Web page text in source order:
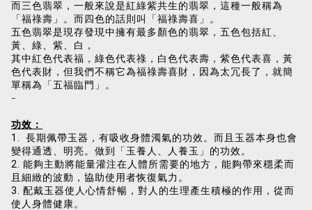
而三色翡翠，一般來說是紅綠紫共生的翡翠，這種一般稱為
「福祿壽」。而四色的話則叫「福祿壽喜」。
五色翡翠是現存發現中擁有最多顏色的翡翠，五色包括紅、
黃、綠、紫、白，
其中紅色代表福，綠色代表祿，白色代表壽，紫色代表喜，黃
色代表財，但我們不稱它為福祿壽喜財，因為太冗長了，就簡
單稱為「五福臨門」。
-
功效：
1. 長期佩帶玉器，有吸收身體濁氣的功效。而且玉器本身也會
變得通透、明亮。做到「玉養人、人養玉」的功效。
2. 能夠主動將能量灌注在人體所需要的地方，能夠帶來穩柔而
且細緻的波動，協助使用者恢復氣力。
3. 配戴玉器使人心情舒暢，對人的生理產生積極的作用，從而
使人身體健康。